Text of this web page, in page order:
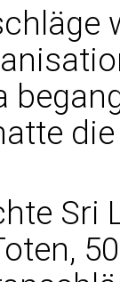
Sri